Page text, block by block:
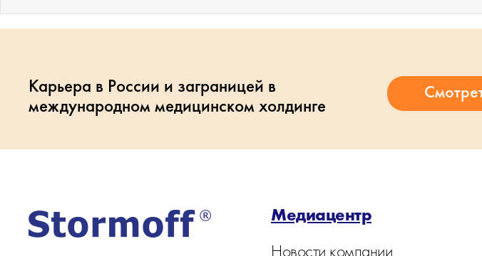
Карьера в России и заграницей в
международном медицинском холдинге
Медиацентр
Новости компании